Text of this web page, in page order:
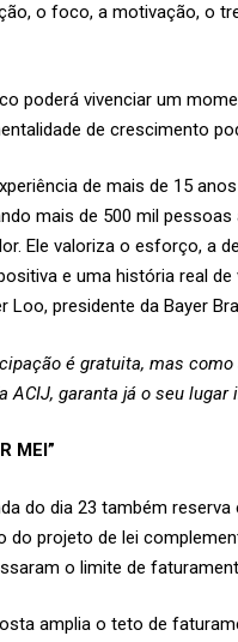
o foco, a motivação, o
poderá vivenciar um
de crescimento
de mais de 15
mais de 500 mil
Ele valoriza o esforço, a
e uma história real
Loo, presidente da Bayer
é gratuita, mas
ACIJ, garanta já o seu
MEI”
do dia 23 também
do projeto de lei
o limite de
amplia o teto de